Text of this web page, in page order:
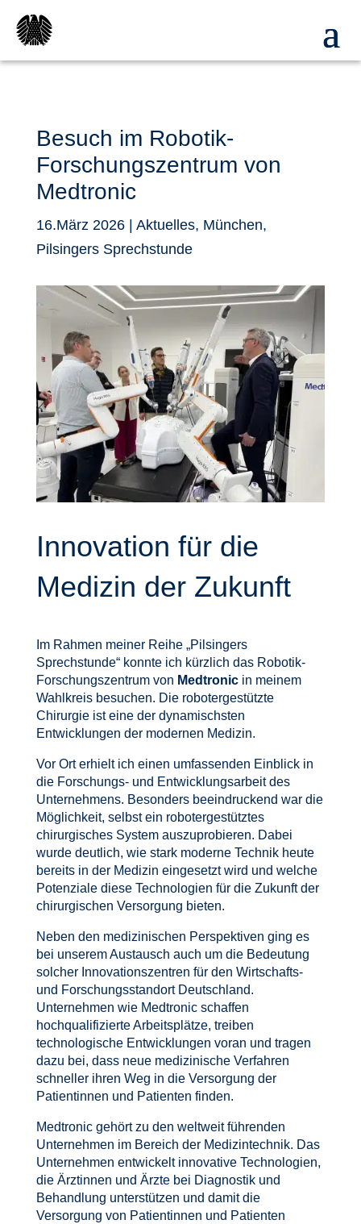
Besuch im Robotik-
Forschungszentrum von
Medtronic
16.März 2026| Aktuelles, München,
Pilsingers Sprechstunde
Innovation für die
Medizin der Zukunft
Im Rahmen meiner Reihe „Pilsingers
Sprechstunde“ konnte ich kürzlich das Robotik-
Forschungszentrum von Medtronicin meinem
Wahlkreis besuchen. Die robotergestützte
Chirurgie ist eine der dynamischsten
Entwicklungen der modernen Medizin.
Vor Ort erhielt ich einen umfassenden Einblick in
die Forschungs- und Entwicklungsarbeit des
Unternehmens. Besonders beeindruckend war die
Möglichkeit, selbst ein robotergestütztes
chirurgisches System auszuprobieren. Dabei
wurde deutlich, wie stark moderne Technik heute
bereits in der Medizin eingesetzt wird und welche
Potenziale diese Technologien für die Zukunft der
chirurgischen Versorgung bieten.
Neben den medizinischen Perspektiven ging es
bei unserem Austausch auch um die Bedeutung
solcher Innovationszentren für den Wirtschafts-
und Forschungsstandort Deutschland.
Unternehmen wie Medtronic schaffen
hochqualifizierte Arbeitsplätze, treiben
technologische Entwicklungen voran und tragen
dazu bei, dass neue medizinische Verfahren
schneller ihren Weg in die Versorgung der
Patientinnen und Patienten finden.
Medtronic gehört zu den weltweit führenden
Unternehmen im Bereich der Medizintechnik. Das
Unternehmen entwickelt innovative Technologien,
die Ärztinnen und Ärzte bei Diagnostik und
Behandlung unterstützen und damit die
Versorgung von Patientinnen und Patienten